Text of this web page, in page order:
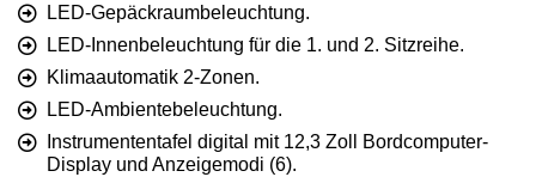
LED-Gepäckraumbeleuchtung.
LED-Innenbeleuchtung für die 1. und 2. Sitzreihe.
Klimaautomatik 2-Zonen.
LED-Ambientebeleuchtung.
Instrumententafel digital mit 12,3 Zoll Bordcomputer-
Display und Anzeigemodi (6).